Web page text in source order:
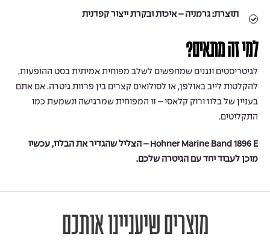
תוצרת:גרמניה – איכות ובקרת ייצור קפדנית
למי זה מתאים?
לגיטריסטים ונגנים שמחפשים לשלב מפוחית אמיתית בסט ההופעות,
להקלטות לייב באולפן, או לסולואים קצרים בין פרזות גיטרה. אם אתם
בעניין של בלוז ורוק קלאסי – זו המפוחית שמרגישה ונשמעת כמו
התקליטים.
Hohner Marine Band 1896 E – הצליל שהגדיר את הבלוז, עכשיו
מוכן לעבוד יחד עם הגיטרה שלכם.
מוצרים שיעניינו אותכם